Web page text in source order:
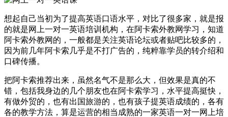
想起自己当初为了提高英语口语水平，对比了很多家，就是报
的就是网上一对一英语培训机构，在阿卡索外教网学习，知道
阿卡索外教网的，一般都是关注英语论坛或者贴吧比较多的，
因为前几年阿卡索几乎是不打广告的，纯粹靠学员的转介绍和
口碑传播。
把阿卡索推荐出来，虽然名气不是那么大，但效果是真的不
错，包括我身边的几个朋友也在阿卡索学习，水平提高挺快，
有做外贸的，也有出国旅游的，也有孩子提英语成绩的，各有
各的教学方法，算是运营的相当成熟的一家英语一对一网上培